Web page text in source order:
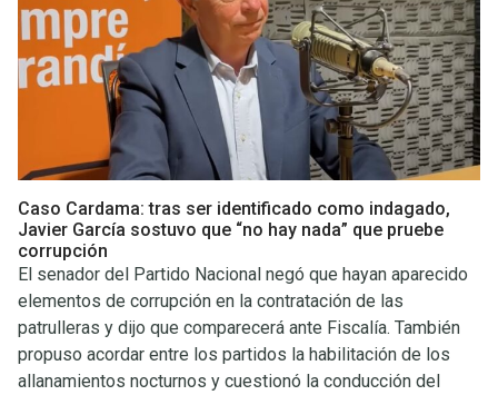
Caso Cardama: tras ser identificado como indagado,
Javier García sostuvo que “no hay nada” que pruebe
corrupción
El senador del Partido Nacional negó que hayan aparecido
elementos de corrupción en la contratación de las
patrulleras y dijo que comparecerá ante Fiscalía. También
propuso acordar entre los partidos la habilitación de los
allanamientos nocturnos y cuestionó la conducción del